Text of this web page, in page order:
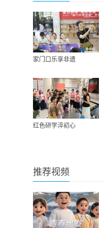
家门口乐享非遗
红色研学淬初心
推荐视频